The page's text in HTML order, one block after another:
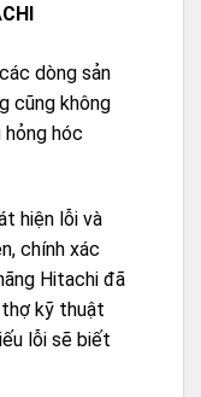
dòng sản
cũng không
hỏng hóc
hiện lỗi và
chính xác
Hitachi đã
kỹ thuật
lỗi sẽ biết